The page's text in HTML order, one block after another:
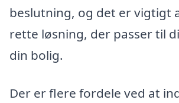
beslutning, og det er vigtigt
rette løsning, der passer til
din bolig.
Der er flere fordele ved at